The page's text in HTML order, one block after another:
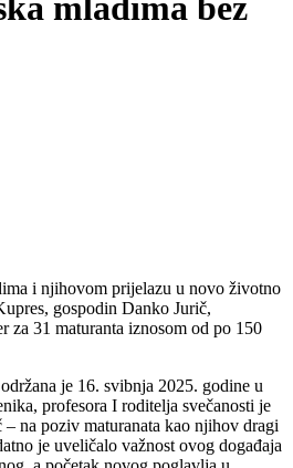
mladima bez
i njihovom prijelazu u novo životno
gospodin Danko Jurič,
za 31 maturanta iznosom od po 150
je 16. svibnja 2025. godine u
profesora I roditelja svečanosti je
na poziv maturanata kao njihov dragi
je uveličalo važnost ovog događaja